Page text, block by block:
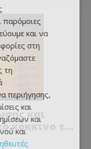
και
κόκκινο το
Κύπρου
παρόμοιες
και να
στη
τη
περιήγησης,
και
και
και